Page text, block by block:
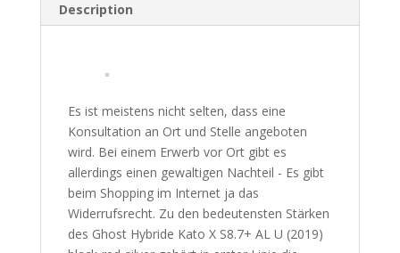
Description
Es ist meistens nicht selten, dass eine
Konsultation an Ort und Stelle angeboten
wird. Bei einem Erwerb vor Ort gibt es
allerdings einen gewaltigen Nachteil - Es gibt
beim Shopping im Internet ja das
Widerrufsrecht. Zu den bedeutensten Stärken
des Ghost Hybride Kato X S8.7+ AL U (2019)